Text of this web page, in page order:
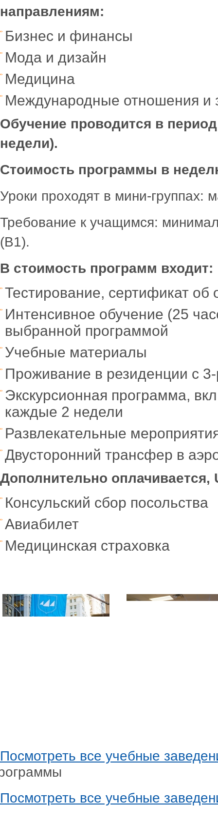
направлениям:
Бизнес и финансы
Мода и дизайн
Медицина
Международные отношения и
Обучение проводится в
недели).
Стоимость программы в
Уроки проходят в мини-группах:
Требование к учащимся:
(В1).
В стоимость программ входит:
Тестирование, сертификат об
Интенсивное обучение (25
выбранной программой
Учебные материалы
Проживание в резиденции с
Экскурсионная программа,
каждые 2 недели
Развлекательные
Двусторонний трансфер в
Дополнительно оплачивается,
Консульский сбор посольства
Авиабилет
Медицинская страховка
Посмотреть все учебные
Посмотреть все учебные